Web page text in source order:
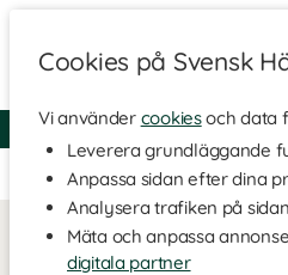
Cookies på Svensk
Vi använder cookiesoch data
Leverera grundläggande
Anpassa sidan efter dina
Analysera trafiken på sidan
Mäta och anpassa
digitala partner
Fri frakt Snabb
Ingen kampanjsida är skapad.